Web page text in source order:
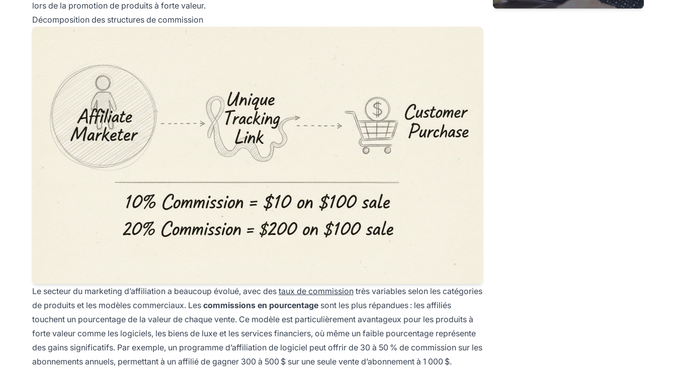
lors de la promotion de produits à forte valeur.
Décomposition des structures de commission
Le secteur du marketing d’affiliation a beaucoup évolué, avec des taux de commission très variables selon les catégories
de produits et les modèles commerciaux. Les commissions en pourcentage sont les plus répandues : les affiliés
touchent un pourcentage de la valeur de chaque vente. Ce modèle est particulièrement avantageux pour les produits à
forte valeur comme les logiciels, les biens de luxe et les services financiers, où même un faible pourcentage représente
des gains significatifs. Par exemple, un programme d’affiliation de logiciel peut offrir de 30 à 50 % de commission sur les
abonnements annuels, permettant à un affilié de gagner 300 à 500 $ sur une seule vente d’abonnement à 1 000 $.